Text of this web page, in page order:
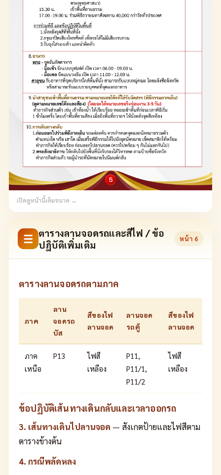
เปิดดูหน้านี้เต็มขนาด →
☰ ตารางลานจอดรถและสีไฟ / ข้อ
ปฏิบัติเพิ่มเติม
หน้า 6
ตารางลานจอดรถตามภาค
ภาค
ลาน
จอดรถ
บัส
สีของไฟ
ลานจอด
ลานจอด
รถตู้
สีของไฟ
ลานจอด
ภาค
เหนือ
P13
ไฟสี
เหลือง
P11,
P11/1,
P11/2
ไฟสี
เหลือง
ข้อปฏิบัติเส้นทางเดินกลับและเวลาออกรถ
3. เส้นทางเดินไปลานจอด — สังเกตป้ายและไฟสีตาม
ตารางข้างต้น
4. กรณีพลัดหลง